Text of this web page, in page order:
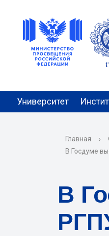
Университет
Главная ›
В Госдуме
В